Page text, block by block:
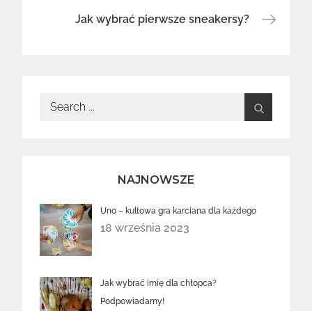
Jak wybrać pierwsze sneakersy?
Search
NAJNOWSZE
Uno – kultowa gra karciana dla każdego
18 września 2023
Jak wybrać imię dla chłopca?
Podpowiadamy!